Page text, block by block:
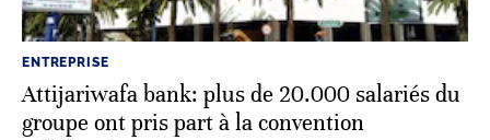
ENTREPRISE
Attijariwafa bank: plus de 20.000 salariés du
groupe ont pris part à la convention